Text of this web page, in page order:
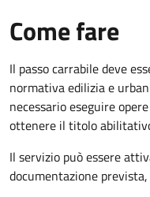
Come fare
Il passo carrabile deve
normativa edilizia e
necessario eseguire
ottenere il titolo
Il servizio può essere
documentazione